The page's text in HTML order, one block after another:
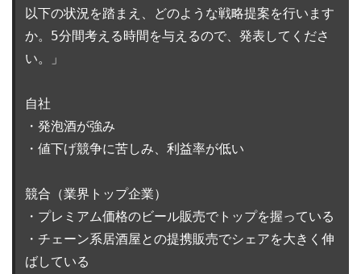
以下の状況を踏まえ、どのような戦略提案を行います
か。5分間考える時間を与えるので、発表してくださ
い。」
自社
・発泡酒が強み
・値下げ競争に苦しみ、利益率が低い
競合（業界トップ企業）
・プレミアム価格のビール販売でトップを握っている
・チェーン系居酒屋との提携販売でシェアを大きく伸
ばしている